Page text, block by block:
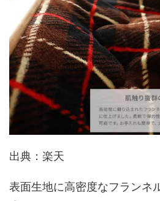
出典：楽天
表面生地に高密度なフランネ